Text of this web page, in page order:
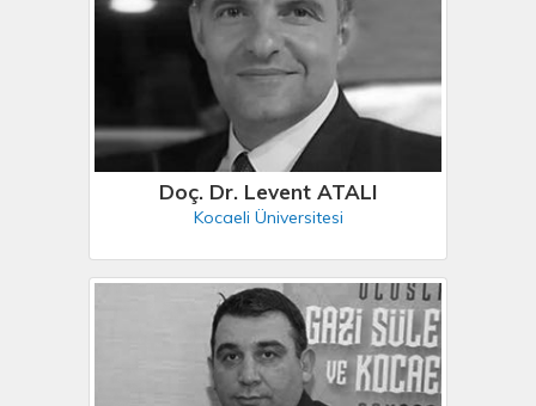
Doç. Dr. Levent ATALI
Kocaeli Üniversitesi